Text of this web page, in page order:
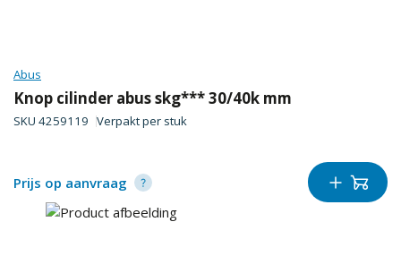
Abus
Knop cilinder abus skg*** 30/40k mm
SKU 4259119 Verpakt per stuk
Prijs op aanvraag